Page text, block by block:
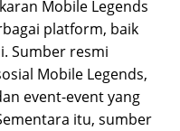
Mobile Legends
platform, baik
Sumber resmi
Mobile Legends,
event-event yang
itu, sumber